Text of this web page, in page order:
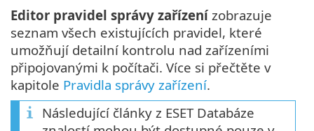
Editor pravidel správy zařízenízobrazuje
seznam všech existujících pravidel, které
umožňují detailní kontrolu nad zařízeními
připojovanými k počítači. Více si přečtěte v
kapitole Pravidla správy zařízení.
Následující články z ESET Databáze